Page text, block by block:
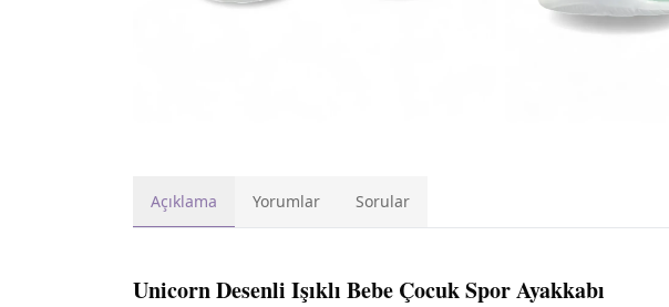
Açıklama Yorumlar Sorular
Unicorn Desenli Işıklı Bebe Çocuk Spor Ayakkabı